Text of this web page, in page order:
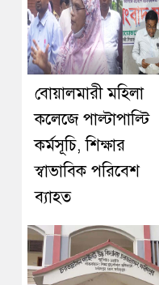
বোয়ালমারী মহিলা
কলেজে পাল্টাপাল্টি
কর্মসূচি, শিক্ষার
স্বাভাবিক পরিবেশ
ব্যাহত